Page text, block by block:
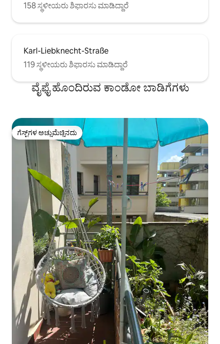
158 ಸ್ಥಳೀಯರು ಶಿಫಾರಸು ಮಾಡಿದ್ದಾರೆ
Karl-Liebknecht-Straße
119 ಸ್ಥಳೀಯರು ಶಿಫಾರಸು ಮಾಡಿದ್ದಾರೆ
ವೈಫೈ ಹೊಂದಿರುವ ಕಾಂಡೋ ಬಾಡಿಗೆಗಳು
ಗೆಸ್ಟ್‌ಗಳ ಅಚ್ಚುಮೆಚ್ಚಿನದು
ಗೆಸ್ಟ್‌ಗಳ ಅಚ್ಚುಮೆಚ್ಚಿನದು